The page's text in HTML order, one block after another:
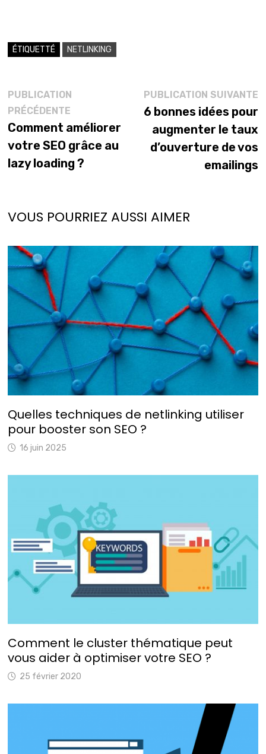
ÉTIQUETTÉ NETLINKING
Navigation
de
l’article
PUBLICATION
PRÉCÉDENTEPublication
précédente :
Comment améliorer
votre SEO grâce au
lazy loading ?
PUBLICATION SUIVANTE
6 bonnes idées pour
augmenter le taux
d’ouverture de vos
emailings
VOUS POURRIEZ AUSSI AIMER
Quelles techniques de netlinking utiliser
pour booster son SEO ?
16 juin 2025
Comment le cluster thématique peut
vous aider à optimiser votre SEO ?
25 février 2020